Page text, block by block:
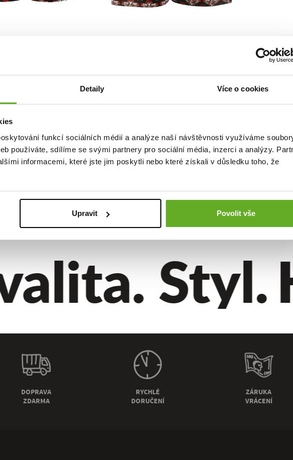
Detaily Více o cookies
funkcí sociálních médií a analýze naší návštěvnosti využíváme
používáte, sdílíme se svými partnery pro sociální média, inzerci a analýzy.
informacemi, které jste jim poskytli nebo které získali v důsledku toho, že
Upravit Povolit vše
444 Kč
19. ročník legendárních extrémních závodů na kayaku s názvem Devils extreme
najdeš nadevilsextremerace.com
Styl.
DOPRAVA
ZDARMA
RYCHLÉ
DORUČENÍ
ZÁRUKA
VRÁCENÍ